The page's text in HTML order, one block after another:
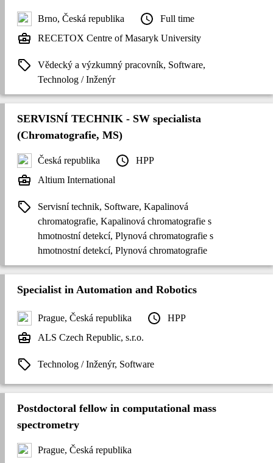
Brno, Česká republika
Full time
RECETOX Centre of Masaryk University
Vědecký a výzkumný pracovník, Software,
Technolog / Inženýr
SERVISNÍ TECHNIK - SW specialista
(Chromatografie, MS)
Česká republika
HPP
Altium International
Servisní technik, Software, Kapalinová
chromatografie, Kapalinová chromatografie s
hmotnostní detekcí, Plynová chromatografie s
hmotnostní detekcí, Plynová chromatografie
Specialist in Automation and Robotics
Prague, Česká republika
HPP
ALS Czech Republic, s.r.o.
Technolog / Inženýr, Software
Postdoctoral fellow in computational mass
spectrometry
Prague, Česká republika